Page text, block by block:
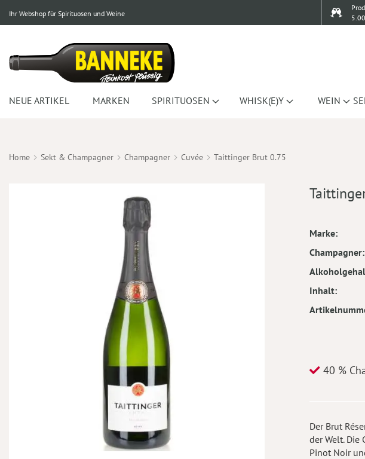
Ihr Webshop für Spirituosen und Weine
NEUE ARTIKEL MARKEN SPIRITUOSEN WHISK(E)Y WEIN
Home Sekt & Champagner Champagner Cuvée Taittinger Brut 0.75
Mehr
Marke
Champagner
Inhalt
40 %
Der Brut
der Welt. Die
Pinot Noir